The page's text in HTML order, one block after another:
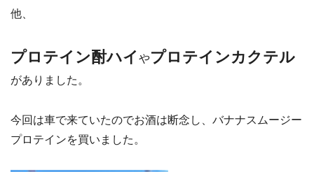
他、
プロテイン酎ハイ やプロテインカクテル
がありました。
今回は車で来ていたのでお酒は断念し、バナナスムージー
プロテインを買いました。